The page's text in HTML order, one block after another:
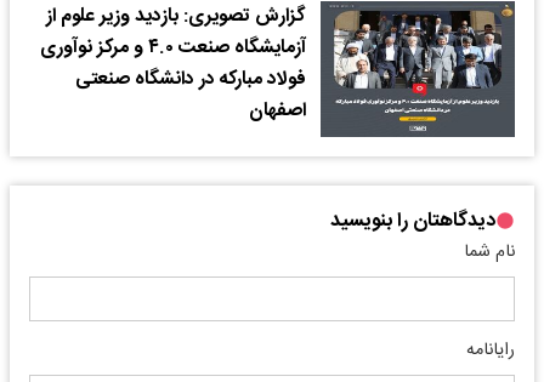
گزارش تصویری: بازدید وزیر علوم از
آزمایشگاه صنعت ۴.۰ و مرکز نوآوری
فولاد مبارکه در دانشگاه صنعتی
اصفهان
دیدگاهتان را بنویسید
نام شما
رایانامه